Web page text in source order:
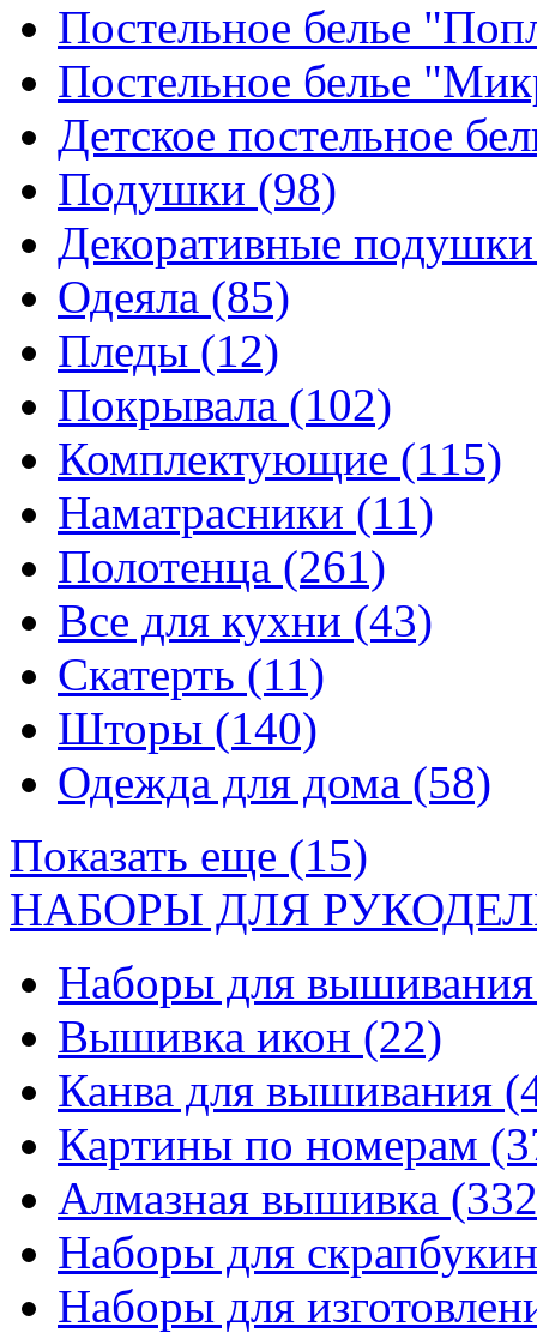
Постельное белье
Постельное белье
Детское постельное
Подушки (98)
Декоративные
Одеяла (85)
Пледы (12)
Покрывала (102)
Комплектующие (115)
Наматрасники (11)
Полотенца (261)
Все для кухни (43)
Скатерть (11)
Шторы (140)
Одежда для дома (58)
Показать еще (15)
НАБОРЫ ДЛЯ
Наборы для
Вышивка икон (22)
Канва для вышивания
Картины по номерам
Алмазная вышивка
Наборы для
Наборы для